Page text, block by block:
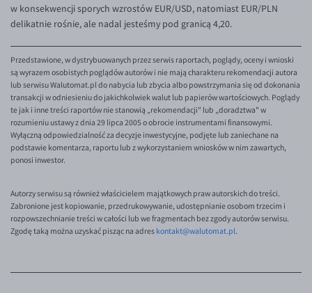
w konsekwencji sporych wzrostów EUR/USD, natomiast EUR/PLN
delikatnie rośnie, ale nadal jesteśmy pod granicą 4,20.
Przedstawione, w dystrybuowanych przez serwis raportach, poglądy, oceny i wnioski
są wyrazem osobistych poglądów autorów i nie mają charakteru rekomendacji autora
lub serwisu Walutomat.pl do nabycia lub zbycia albo powstrzymania się od dokonania
transakcji w odniesieniu do jakichkolwiek walut lub papierów wartościowych. Poglądy
te jak i inne treści raportów nie stanowią „rekomendacji" lub „doradztwa" w
rozumieniu ustawy z dnia 29 lipca 2005 o obrocie instrumentami finansowymi.
Wyłączną odpowiedzialność za decyzje inwestycyjne, podjęte lub zaniechane na
podstawie komentarza, raportu lub z wykorzystaniem wniosków w nim zawartych,
ponosi inwestor.
Autorzy serwisu są również właścicielem majątkowych praw autorskich do treści.
Zabronione jest kopiowanie, przedrukowywanie, udostępnianie osobom trzecim i
rozpowszechnianie treści w całości lub we fragmentach bez zgody autorów serwisu.
Zgodę taką można uzyskać pisząc na adres kontakt@walutomat.pl.